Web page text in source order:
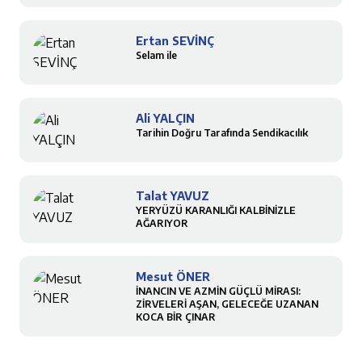
Ertan SEVİNÇ
Selam ile
Ali YALÇIN
Tarihin Doğru Tarafında Sendikacılık
Talat YAVUZ
YERYÜZÜ KARANLIĞI KALBİNİZLE
AĞARIYOR
Mesut ÖNER
İNANCIN VE AZMİN GÜÇLÜ MİRASI:
ZİRVELERİ AŞAN, GELECEĞE UZANAN
KOCA BİR ÇINAR